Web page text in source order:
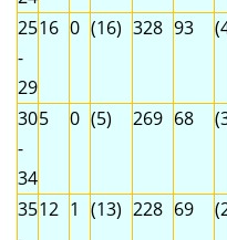
25
-
29
16 0 (16) 328 93
30
-
34
5 0 (5) 269 68
3512 1 (13) 228 69